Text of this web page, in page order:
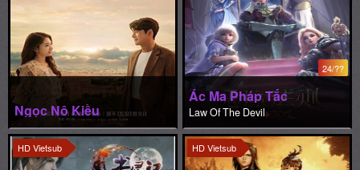
Ngọc Nô Kiều
24/??
Ác Ma Pháp Tắc
Law Of The Devil
HD Vietsub HD Vietsub